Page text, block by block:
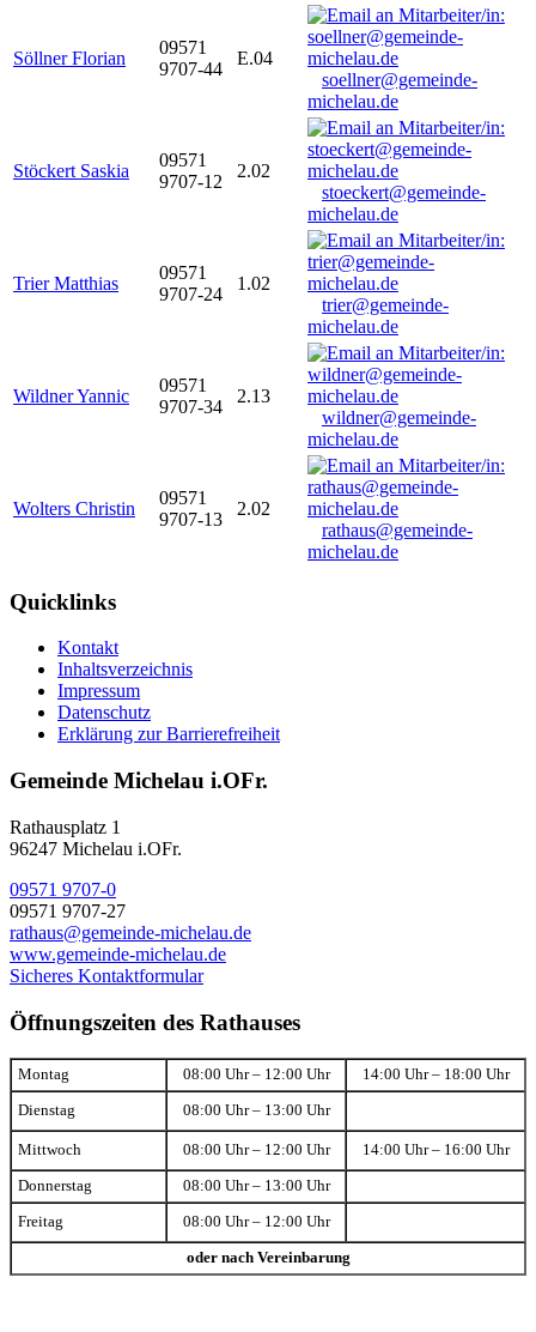
Söllner Florian
09571
9707-44
E.04
soellner@gemeinde-
michelau.de
Stöckert Saskia
09571
9707-12
2.02
stoeckert@gemeinde-
michelau.de
Trier Matthias
09571
9707-24
1.02
trier@gemeinde-
michelau.de
Wildner Yannic
09571
9707-34
2.13
wildner@gemeinde-
michelau.de
Wolters Christin
09571
9707-13
2.02
rathaus@gemeinde-
michelau.de
Quicklinks
Kontakt
Inhaltsverzeichnis
Impressum
Datenschutz
Erklärung zur Barrierefreiheit
Gemeinde Michelau i.OFr.
Rathausplatz 1
96247 Michelau i.OFr.
09571 9707-0
09571 9707-27
rathaus@gemeinde-michelau.de
www.gemeinde-michelau.de
Sicheres Kontaktformular
Öffnungszeiten des Rathauses
Montag 08:00 Uhr – 12:00 Uhr 14:00 Uhr – 18:00 Uhr
Dienstag 08:00 Uhr – 13:00 Uhr
Mittwoch 08:00 Uhr – 12:00 Uhr 14:00 Uhr – 16:00 Uhr
Donnerstag 08:00 Uhr – 13:00 Uhr
Freitag 08:00 Uhr – 12:00 Uhr
oder nach Vereinbarung